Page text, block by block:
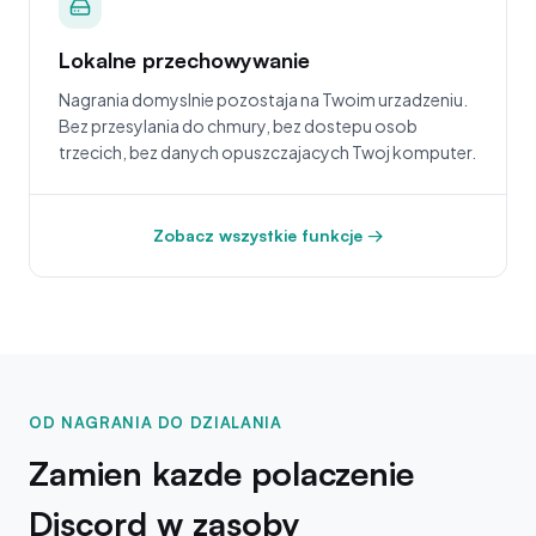
Lokalne przechowywanie
Nagrania domyslnie pozostaja na Twoim urzadzeniu.
Bez przesylania do chmury, bez dostepu osob
trzecich, bez danych opuszczajacych Twoj komputer.
Zobacz wszystkie funkcje →
OD NAGRANIA DO DZIALANIA
Zamien kazde polaczenie
Discord w zasoby